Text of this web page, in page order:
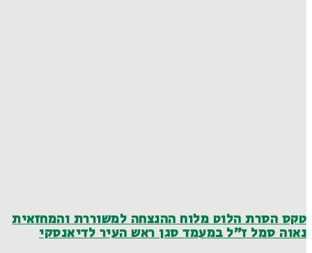
טקס הסרת הלוט מלוח ההנצחה למשוררת והמחזאית
נאוה סמל ז"ל במעמד סגן ראש העיר לדיאנסקי